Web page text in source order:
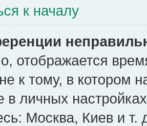
к началу
отображается
к тому, в котором
в личных
Москва, Киев и т.